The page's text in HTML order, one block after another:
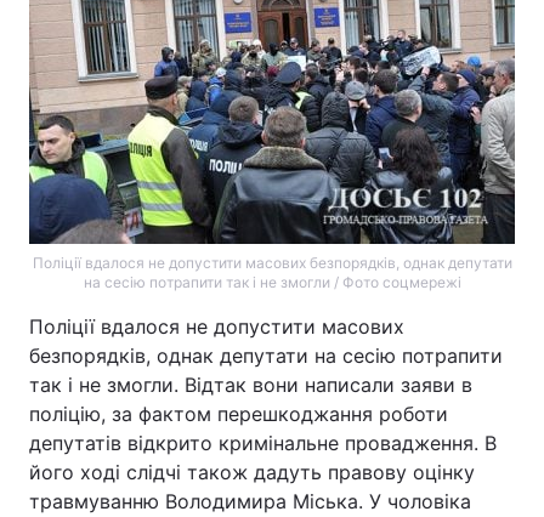
Поліції вдалося не допустити масових безпорядків, однак депутати
на сесію потрапити так і не змогли / Фото соцмережі
Поліції вдалося не допустити масових
безпорядків, однак депутати на сесію потрапити
так і не змогли. Відтак вони написали заяви в
поліцію, за фактом перешкоджання роботи
депутатів відкрито кримінальне провадження. В
його ході слідчі також дадуть правову оцінку
травмуванню Володимира Міська. У чоловіка